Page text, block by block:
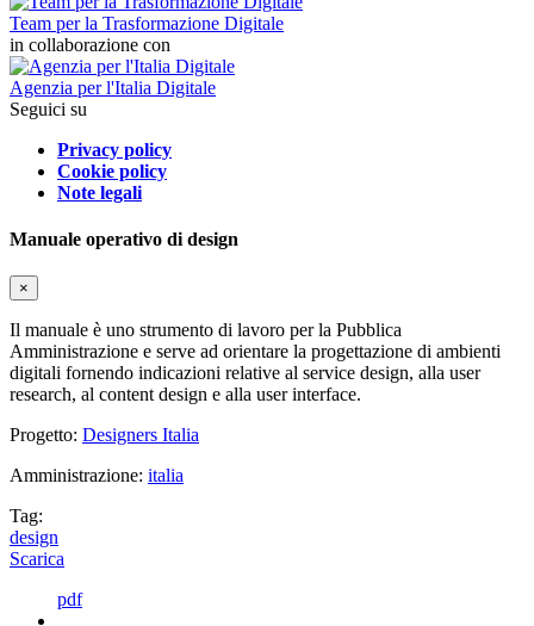
Team per la Trasformazione Digitale
in collaborazione con
Agenzia per l'Italia Digitale
Seguici su
Privacy policy
Cookie policy
Note legali
Manuale operativo di design
×
Il manuale è uno strumento di lavoro per la Pubblica
Amministrazione e serve ad orientare la progettazione di ambienti
digitali fornendo indicazioni relative al service design, alla user
research, al content design e alla user interface.
Progetto: Designers Italia
Amministrazione: italia
Tag:
design
Scarica
pdf